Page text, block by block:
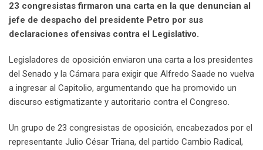
23 congresistas firmaron una carta en la que denuncian al
jefe de despacho del presidente Petro por sus
declaraciones ofensivas contra el Legislativo.
Legisladores de oposición enviaron una carta a los presidentes
del Senado y la Cámara para exigir que Alfredo Saade no vuelva
a ingresar al Capitolio, argumentando que ha promovido un
discurso estigmatizante y autoritario contra el Congreso.
Un grupo de 23 congresistas de oposición, encabezados por el
representante Julio César Triana, del partido Cambio Radical,